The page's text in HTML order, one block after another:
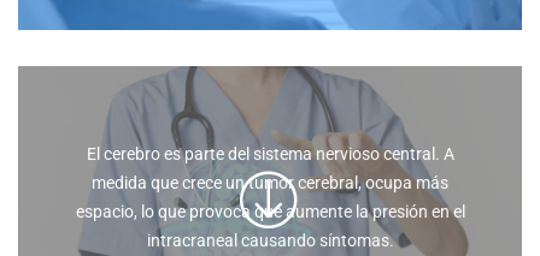
El cerebro es parte del sistema nervioso central. A
medida que crece un tumor cerebral, ocupa más
espacio, lo que provoca que aumente la presión en el
intracraneal causando síntomas.